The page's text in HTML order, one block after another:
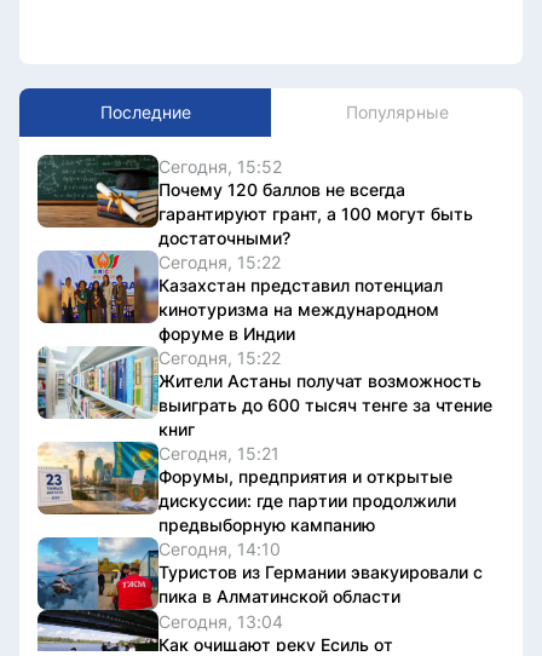
Последние Популярные
Сегодня, 15:52
Почему 120 баллов не всегда
гарантируют грант, а 100 могут быть
достаточными?
Сегодня, 15:22
Казахстан представил потенциал
кинотуризма на международном
форуме в Индии
Сегодня, 15:22
Жители Астаны получат возможность
выиграть до 600 тысяч тенге за чтение
книг
Сегодня, 15:21
Форумы, предприятия и открытые
дискуссии: где партии продолжили
предвыборную кампанию
Сегодня, 14:10
Туристов из Германии эвакуировали с
пика в Алматинской области
Сегодня, 13:04
Как очищают реку Есиль от